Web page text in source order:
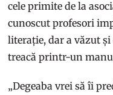
cele primite de la
cunoscut profesori
literație, dar a văzut și
treacă printr-un
„Degeaba vrei să îi